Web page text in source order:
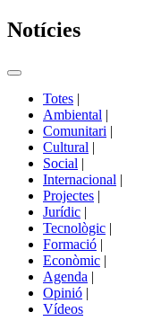
Notícies
Commutador
portals
Totes |
Ambiental |
Comunitari |
Cultural |
Social |
Internacional |
Projectes |
Jurídic |
Tecnològic |
Formació |
Econòmic |
Agenda |
Opinió |
Vídeos